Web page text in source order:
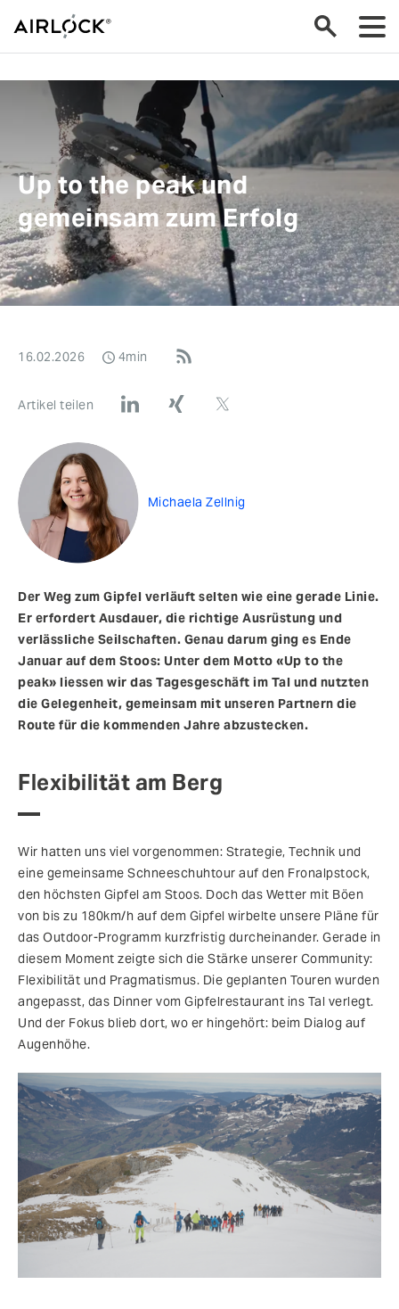
Up to the peak und
gemeinsam zum Erfolg
16.02.2026 4min
Artikel teilen
Michaela Zellnig
Der Weg zum Gipfel verläuft selten wie eine gerade Linie.
Er erfordert Ausdauer, die richtige Ausrüstung und
verlässliche Seilschaften. Genau darum ging es Ende
Januar auf dem Stoos: Unter dem Motto «Up to the
peak» liessen wir das Tagesgeschäft im Tal und nutzten
die Gelegenheit, gemeinsam mit unseren Partnern die
Route für die kommenden Jahre abzustecken.
Flexibilität am Berg
Wir hatten uns viel vorgenommen: Strategie, Technik und
eine gemeinsame Schneeschuhtour auf den Fronalpstock,
den höchsten Gipfel am Stoos. Doch das Wetter mit Böen
von bis zu 180km/h auf dem Gipfel wirbelte unsere Pläne für
das Outdoor-Programm kurzfristig durcheinander. Gerade in
diesem Moment zeigte sich die Stärke unserer Community:
Flexibilität und Pragmatismus. Die geplanten Touren wurden
angepasst, das Dinner vom Gipfelrestaurant ins Tal verlegt.
Und der Fokus blieb dort, wo er hingehört: beim Dialog auf
Augenhöhe.